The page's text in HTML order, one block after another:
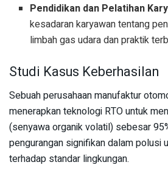
Pendidikan dan Pelatihan
kesadaran karyawan tentang
limbah gas udara dan praktik
Studi Kasus Keberhasilan
Sebuah perusahaan manufaktur
menerapkan teknologi RTO untuk
(senyawa organik volatil) sebesar
pengurangan signifikan dalam polusi
terhadap standar lingkungan.